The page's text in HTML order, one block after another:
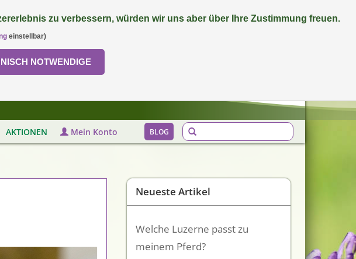
AKTIONEN Mein Konto BLOG
Neueste Artikel
Welche Luzerne passt zu
meinem Pferd?
zu verbessern, würden wir uns aber über Ihre Zustimmung freuen.
einstellbar)
NOTWENDIGE